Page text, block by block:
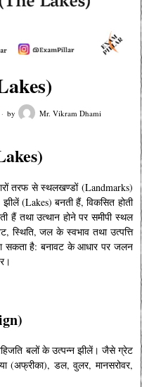
by Mr. Vikram Dhami
तरफ से स्थलखण्डों (Landmarks)
(Lakes) बनती हैं, विकसित होती
हैं तथा उत्थान होने पर समीपी स्थल
स्थिति, जल के स्वभाव तथा उत्पत्ति
सकता है: बनावट के आधार पर जलन
बलों के उत्पन्न झीलें। जैसे ग्रेट
(अफ्रीका), डल, वुलर, मानसरोवर,